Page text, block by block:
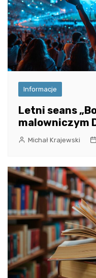
Informacje
Letni seans
malowniczym
Michał Krajewski